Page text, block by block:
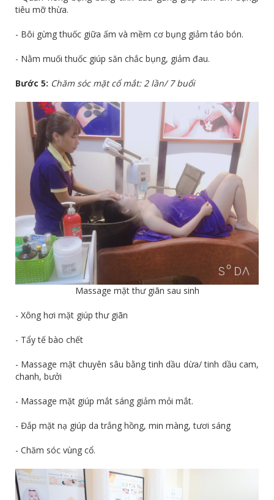
tiêu mỡ thừa.
- Bôi gừng thuốc giữa ấm và mềm cơ bụng giảm táo bón.
- Nằm muối thuốc giúp săn chắc bụng, giảm đau.
Bước 5: Chăm sóc mặt cổ mắt: 2 lần/ 7 buổi
Massage mặt thư giãn sau sinh
- Xông hơi mặt giúp thư giãn
- Tẩy tế bào chết
- Massage mặt chuyên sâu bằng tinh dầu dừa/ tinh dầu cam,
chanh, bưởi
- Massage mặt giúp mắt sáng giảm mỏi mắt.
- Đắp mặt nạ giúp da trắng hồng, min màng, tươi sáng
- Chăm sóc vùng cổ.